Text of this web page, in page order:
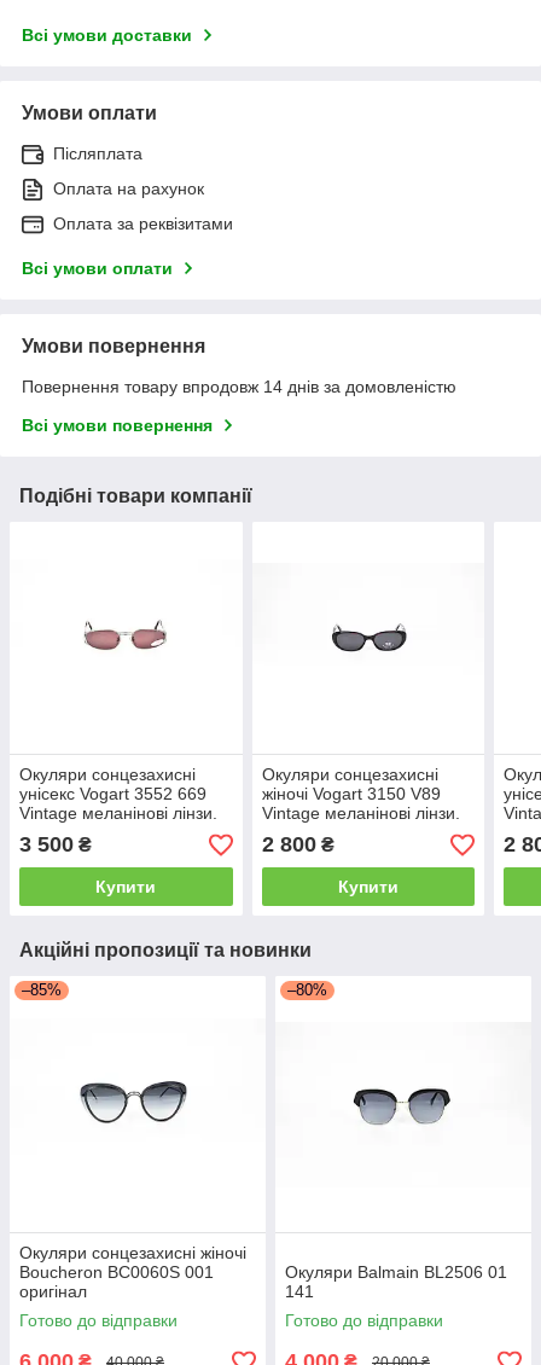
Всі умови доставки
Умови оплати
Післяплата
Оплата на рахунок
Оплата за реквізитами
Всі умови оплати
Умови повернення
Повернення товару впродовж 14 днів за домовленістю
Всі умови повернення
Подібні товари компанії
Окуляри сонцезахисні
унісекс Vogart 3552 669
Vintage меланінові лінзи.
3 500 ₴
Купити
Окуляри сонцезахисні
жіночі Vogart 3150 V89
Vintage меланінові лінзи.
2 800₴
Купити
2
Акційні пропозиції та новинки
–85%
Окуляри сонцезахисні жіночі
Boucheron BC0060S 001
оригінал
Готово до відправки
–80%
Окуляри Balmain BL2506 01
141
Готово до відправки